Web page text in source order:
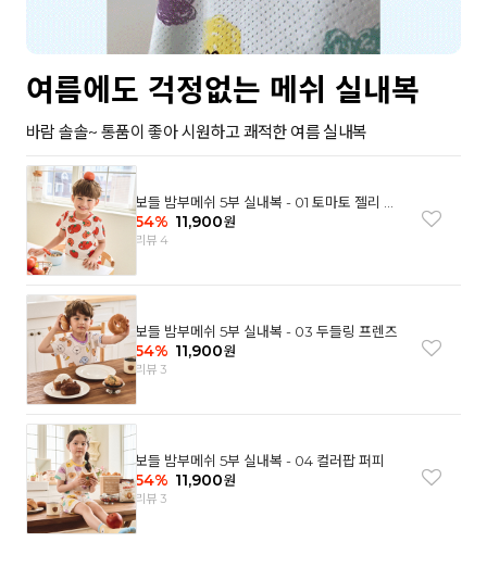
여름에도 걱정없는 메쉬 실내복
바람 솔솔~ 통품이 좋아 시원하고 쾌적한 여름 실내복
보들 밤부메쉬 5부 실내복 - 01 토마토 젤리 베
어
54% 11,900원
리뷰 4
보들 밤부메쉬 5부 실내복 - 03 두들링 프렌즈
54% 11,900원
리뷰 3
보들 밤부메쉬 5부 실내복 - 04 컬러팝 퍼피
54% 11,900원
리뷰 3